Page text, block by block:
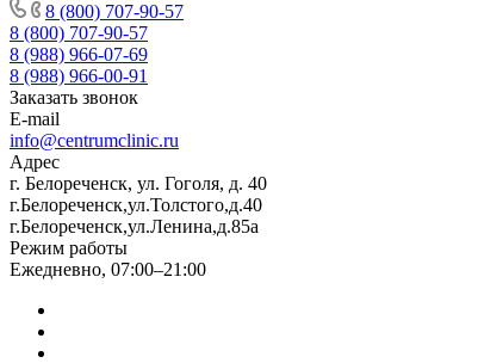
8 (800) 707-90-57
8 (800) 707-90-57
8 (988) 966-07-69
8 (988) 966-00-91
Заказать звонок
E-mail
info@centrumclinic.ru
Адрес
г. Белореченск, ул. Гоголя, д. 40
г.Белореченск,ул.Толстого,д.40
г.Белореченск,ул.Ленина,д.85а
Режим работы
Ежедневно, 07:00–21:00